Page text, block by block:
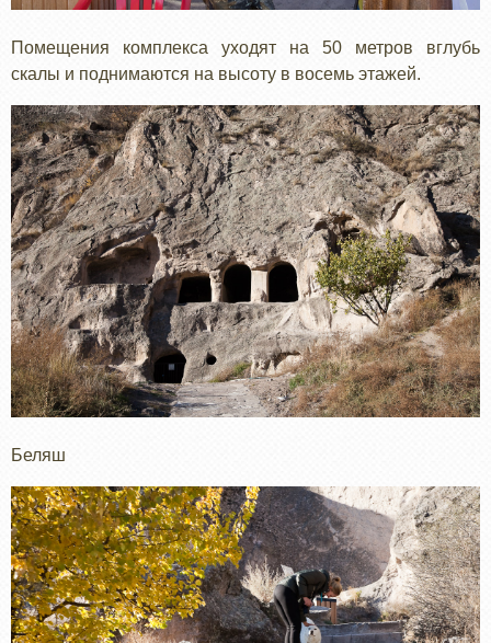
Помещения комплекса уходят на 50 метров вглубь
скалы и поднимаются на высоту в восемь этажей.
Беляш